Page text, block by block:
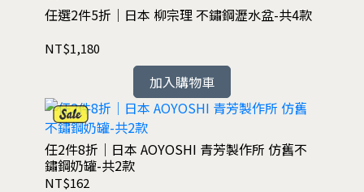
任選2件5折｜日本 柳宗理 不鏽鋼瀝水盆-共4款
NT$1,180
加入購物車
任2件8折｜日本 AOYOSHI 青芳製作所 仿舊不
鏽鋼奶罐-共2款
NT$162